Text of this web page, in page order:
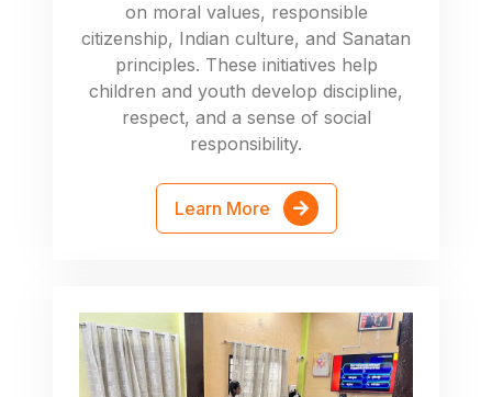
on moral values, responsible
citizenship, Indian culture, and Sanatan
principles. These initiatives help
children and youth develop discipline,
respect, and a sense of social
responsibility.
Learn More